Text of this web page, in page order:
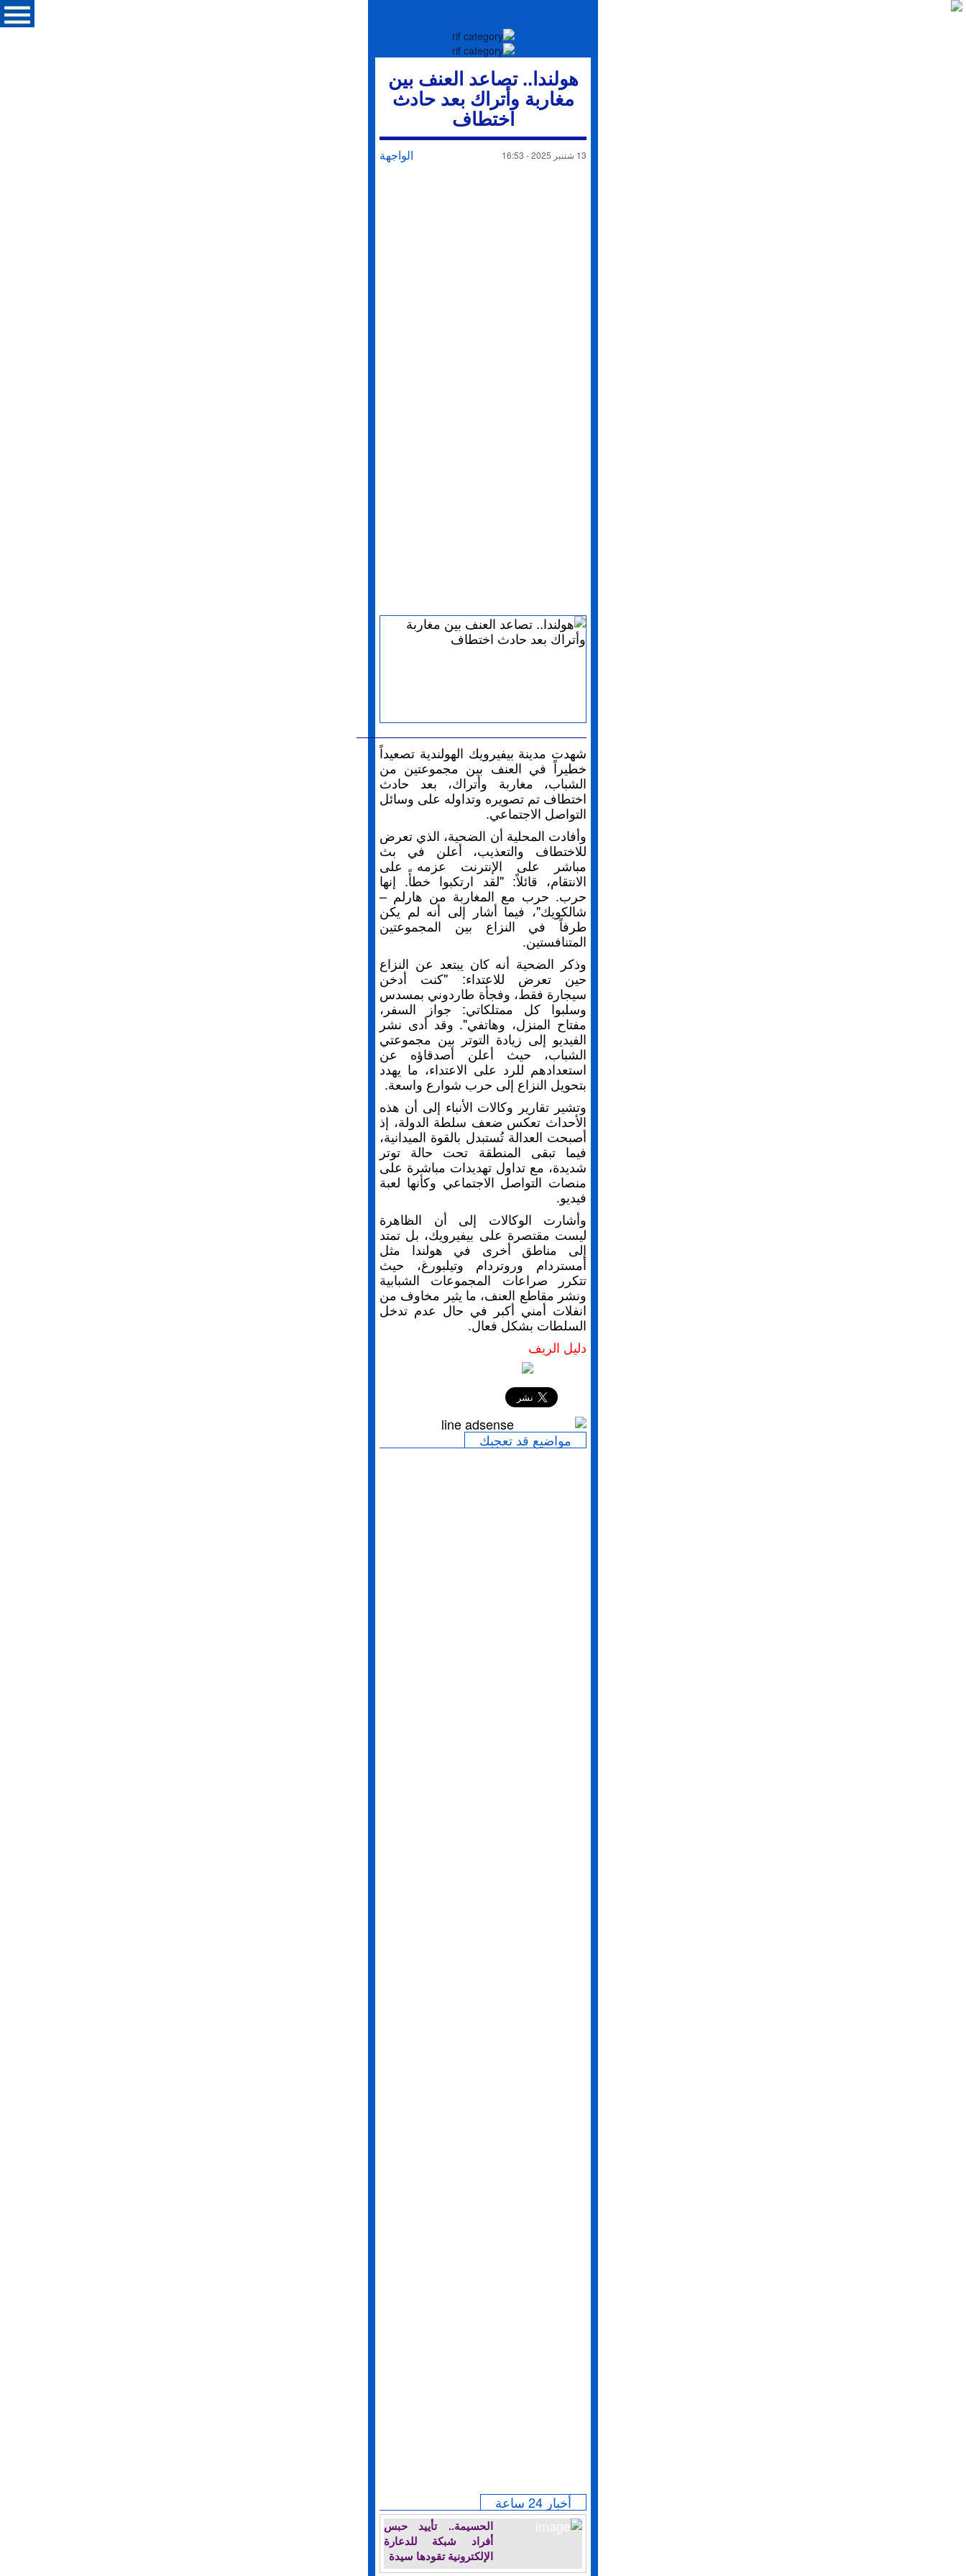
هولندا.. تصاعد العنف بين
مغاربة وأتراك بعد حادث
اختطاف
الواجهة 13 شتنبر 2025 - 16:53
شهدت مدينة بيفيرويك الهولندية تصعيداً
خطيراً في العنف بين مجموعتين من
الشباب، مغاربة وأتراك، بعد حادث
اختطاف تم تصويره وتداوله على وسائل
التواصل الاجتماعي.
وأفادت المحلية أن الضحية، الذي تعرض
للاختطاف والتعذيب، أعلن في بث
مباشر على الإنترنت عزمه على
الانتقام، قائلاً: "لقد ارتكبوا خطأً. إنها
حرب. حرب مع المغاربة من هارلم –
شالكويك"، فيما أشار إلى أنه لم يكن
طرفاً في النزاع بين المجموعتين
المتنافستين.
وذكر الضحية أنه كان يبتعد عن النزاع
حين تعرض للاعتداء: "كنت أدخن
سيجارة فقط، وفجأة طاردوني بمسدس
وسلبوا كل ممتلكاتي: جواز السفر،
مفتاح المنزل، وهاتفي". وقد أدى نشر
الفيديو إلى زيادة التوتر بين مجموعتي
الشباب، حيث أعلن أصدقاؤه عن
استعدادهم للرد على الاعتداء، ما يهدد
بتحويل النزاع إلى حرب شوارع واسعة.
وتشير تقارير وكالات الأنباء إلى أن هذه
الأحداث تعكس ضعف سلطة الدولة، إذ
أصبحت العدالة تُستبدل بالقوة الميدانية،
فيما تبقى المنطقة تحت حالة توتر
شديدة، مع تداول تهديدات مباشرة على
منصات التواصل الاجتماعي وكأنها لعبة
فيديو.
وأشارت الوكالات إلى أن الظاهرة
ليست مقتصرة على بيفيرويك، بل تمتد
إلى مناطق أخرى في هولندا مثل
أمستردام وروتردام وتيلبورغ، حيث
تتكرر صراعات المجموعات الشبابية
ونشر مقاطع العنف، ما يثير مخاوف من
انفلات أمني أكبر في حال عدم تدخل
السلطات بشكل فعال.
دليل الريف
مواضيع قد تعجبك
أخبار 24 ساعة
الحسيمة.. تأييد حبس
أفراد شبكة للدعارة
الإلكترونية تقودها سيدة